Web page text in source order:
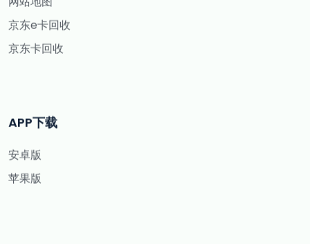
京东e卡回收
京东卡回收
APP下载
安卓版
苹果版